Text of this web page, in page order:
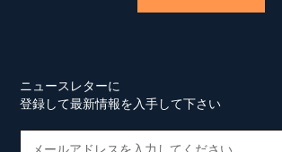
ニュースレターに
登録して最新情報を入手して下さい